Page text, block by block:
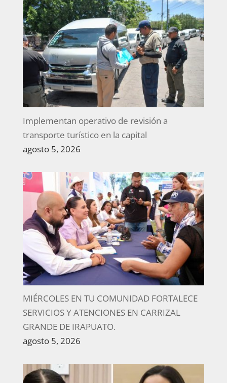
Implementan operativo de revisión a
transporte turístico en la capital
agosto 5, 2026
MIÉRCOLES EN TU COMUNIDAD FORTALECE
SERVICIOS Y ATENCIONES EN CARRIZAL
GRANDE DE IRAPUATO.
agosto 5, 2026